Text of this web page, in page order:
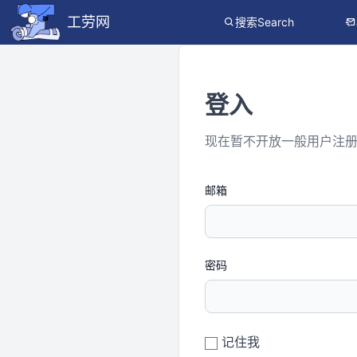
工劳网 搜索Search
登入
现在暂不开放一般用户注册
邮箱
密码
记住我